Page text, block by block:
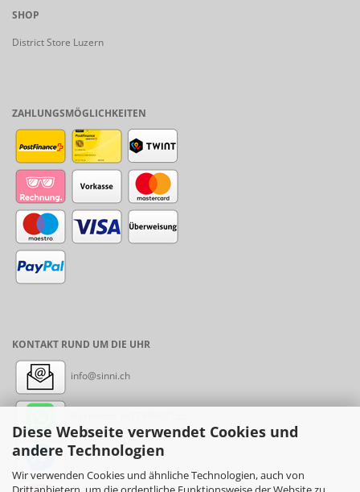
Diese Webseite verwendet Cookies und
andere Technologien
Wir verwenden Cookies und ähnliche Technologien, auch von
SHOP
District Store Luzern
ZAHLUNGSMÖGLICHKEITEN
KONTAKT RUND UM DIE UHR
info@sinni.ch
Messenger: sinni.ch